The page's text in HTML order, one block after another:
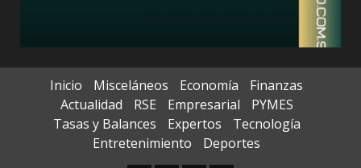
Inicio Misceláneos Economía
Finanzas
Actualidad
RSE Empresarial
PYMES
Tasas y Balances
Expertos
Tecnología
Entretenimiento
Deportes